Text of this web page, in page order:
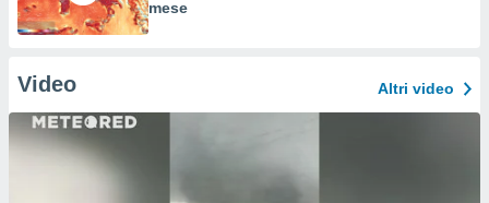
mese
Video Altri video